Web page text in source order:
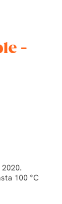
-
100 °C